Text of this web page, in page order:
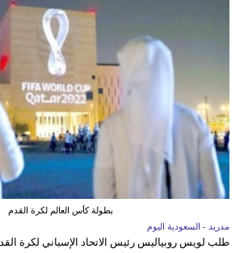
بطولة كأس العالم لكرة القدم
مدريد - السعودية اليوم
طلب لويس روبياليس رئيس الاتحاد الإسباني لكرة